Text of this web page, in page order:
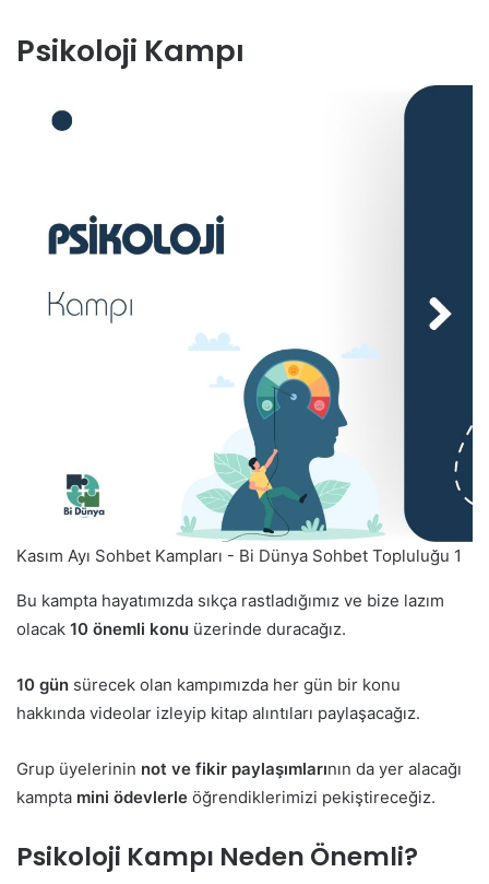
Psikoloji Kampı
Kasım Ayı Sohbet Kampları - Bi Dünya Sohbet Topluluğu 1
Bu kampta hayatımızda sıkça rastladığımız ve bize lazım
olacak 10 önemli konu üzerinde duracağız.
10 gün sürecek olan kampımızda her gün bir konu
hakkında videolar izleyip kitap alıntıları paylaşacağız.
Grup üyelerinin not ve fikir paylaşımlarının da yer alacağı
kampta mini ödevlerle öğrendiklerimizi pekiştireceğiz.
Psikoloji Kampı Neden Önemli?